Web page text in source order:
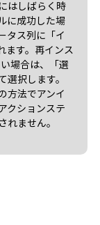
選択し、ソフ
またはソフト
ます。
はしばらく時
に成功した場
ションステ